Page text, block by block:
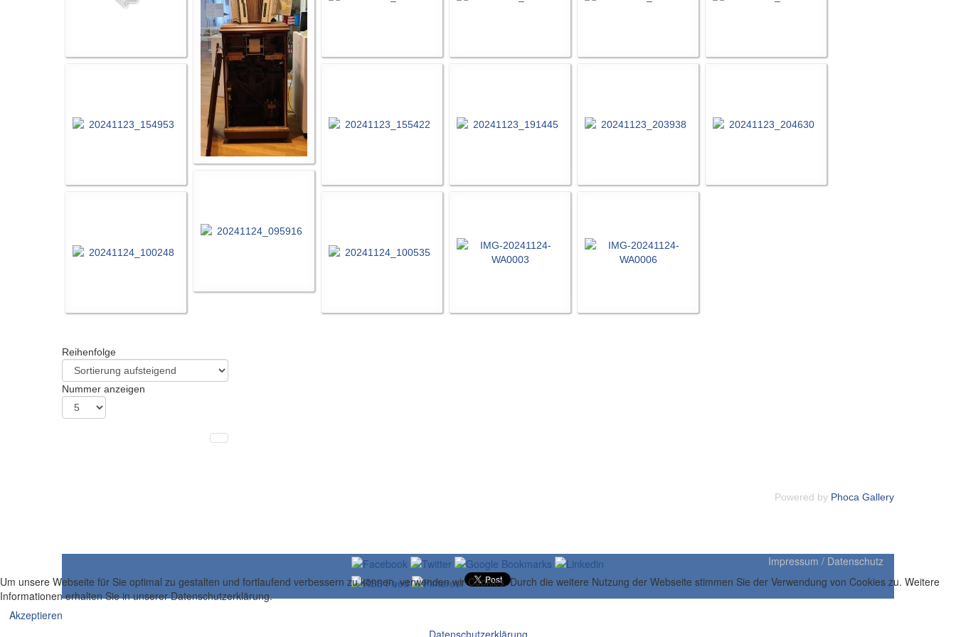
Reihenfolge
Nummer anzeigen
Powered by Phoca Gallery
Impressum / Datenschutz
Um unsere Webseite für Sie optimal zu gestalten und fortlaufend verbessern zu können, verwenden wir Cookies. Durch die weitere Nutzung der Webseite stimmen Sie der Verwendung von Cookies zu. Weitere
Informationen erhalten Sie in unserer Datenschutzerklärung.
Akzeptieren
Datenschutzerklärung